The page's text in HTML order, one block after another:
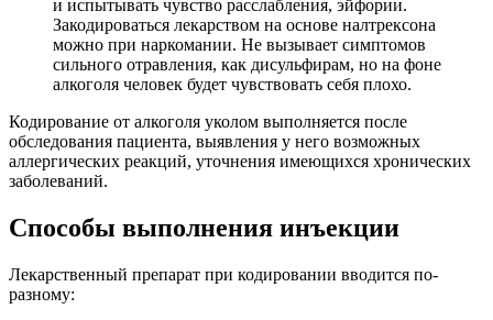
и испытывать чувство расслабления, эйфории.
Закодироваться лекарством на основе налтрексона
можно при наркомании. Не вызывает симптомов
сильного отравления, как дисульфирам, но на фоне
алкоголя человек будет чувствовать себя плохо.
Кодирование от алкоголя уколом выполняется после
обследования пациента, выявления у него возможных
аллергических реакций, уточнения имеющихся хронических
заболеваний.
Способы выполнения инъекции
Лекарственный препарат при кодировании вводится по-
разному: